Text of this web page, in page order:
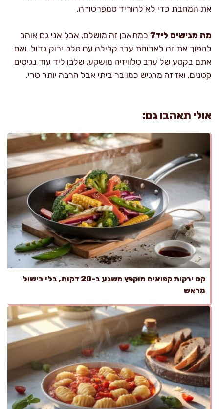
את המחבת כדי לא להוריד טמפרטורה.
מה מגישים ליד? כמתאבן זה מושלם, אבל אני גם אוהב
להפוך את זה לארוחת ערב קלילה עם סלט ירוק גדול. ואם
אתם בקטע של ערב טלוויזיה מושקע, שלבו ליד עוד נגיסים
קטנים, ואז זה מרגיש כמו בר ביתי אבל הרבה יותר טרי.
אולי תאהבו גם:
קט ירקות קפואים מוקפץ משגע ב-20 דקות, בלי בישול
מראש